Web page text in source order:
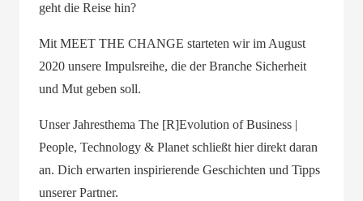
geht die Reise hin?
Mit MEET THE CHANGE starteten wir im August
2020 unsere Impulsreihe, die der Branche Sicherheit
und Mut geben soll.
Unser Jahresthema The [R]Evolution of Business |
People, Technology & Planet schließt hier direkt daran
an. Dich erwarten inspirierende Geschichten und Tipps
unserer Partner.